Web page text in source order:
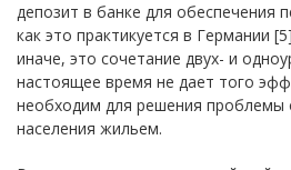
депозит в банке для обеспечения
как это практикуется в Германии
иначе, это сочетание двух- и
настоящее время не дает того
необходим для решения проблемы
населения жильем.